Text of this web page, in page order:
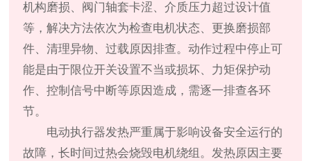
机构磨损、阀门轴套卡涩、介质压力超过设计值
等，解决方法依次为检查电机状态、更换磨损部
件、清理异物、过载原因排查。动作过程中停止可
能是由于限位开关设置不当或损坏、力矩保护动
作、控制信号中断等原因造成，需逐一排查各环
节。
电动执行器发热严重属于影响设备安全运行的
故障，长时间过热会烧毁电机绕组。发热原因主要